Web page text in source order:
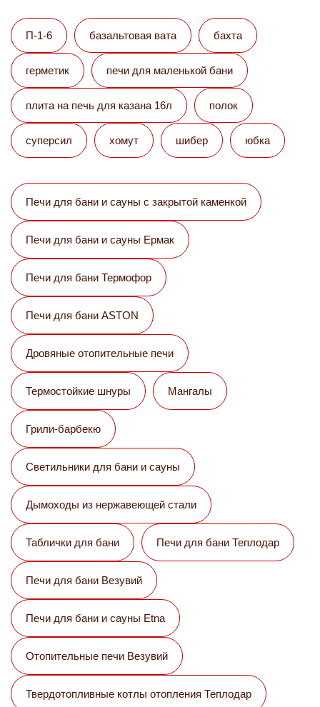
П-1-6 базальтовая вата бахта
герметик печи для маленькой бани
плита на печь для казана 16л полок
суперсил хомут шибер юбка
Печи для бани и сауны с закрытой каменкой
Печи для бани и сауны Eрмак
Печи для бани Термофор
Печи для бани ASTON
Дровяные отопительные печи
Термостойкие шнуры Мангалы
Грили-барбекю
Светильники для бани и сауны
Дымоходы из нержавеющей стали
Таблички для бани Печи для бани Теплодар
Печи для бани Везувий
Печи для бани и сауны Etna
Отопительные печи Везувий
Твердотопливные котлы отопления Теплодар